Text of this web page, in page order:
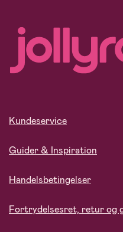
Kundeservice
Guider & Inspiration
Handelsbetingelser
Fortrydelsesret, retur og